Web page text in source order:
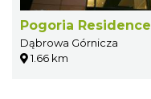
Pogoria Residence
Dąbrowa Górnicza
1.66 km